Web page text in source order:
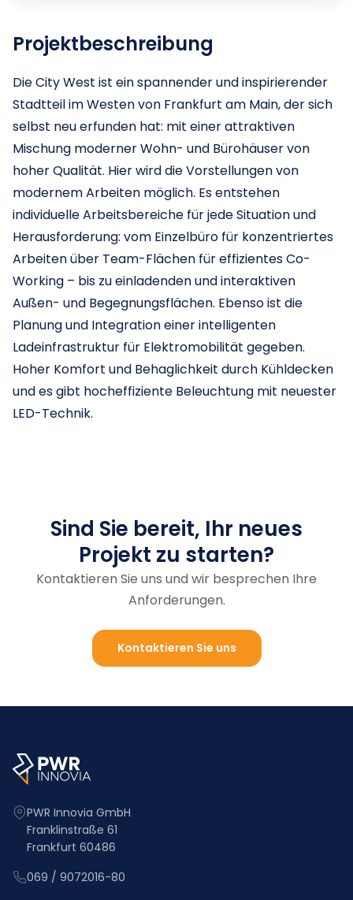
Projektbeschreibung
Die City West ist ein spannender und inspirierender
Stadtteil im Westen von Frankfurt am Main, der sich
selbst neu erfunden hat: mit einer attraktiven
Mischung moderner Wohn- und Bürohäuser von
hoher Qualität. Hier wird die Vorstellungen von
modernem Arbeiten möglich. Es entstehen
individuelle Arbeitsbereiche für jede Situation und
Herausforderung: vom Einzelbüro für konzentriertes
Arbeiten über Team-Flächen für effizientes Co-
Working – bis zu einladenden und interaktiven
Außen- und Begegnungsflächen. Ebenso ist die
Planung und Integration einer intelligenten
Ladeinfrastruktur für Elektromobilität gegeben.
Hoher Komfort und Behaglichkeit durch Kühldecken
und es gibt hocheffiziente Beleuchtung mit neuester
LED-Technik.
Sind Sie bereit, Ihr neues
Projekt zu starten?
Kontaktieren Sie uns und wir besprechen Ihre
Anforderungen.
Kontaktieren Sie uns
PWR Innovia GmbH
Franklinstraße 61
Frankfurt 60486
069 / 9072016-80